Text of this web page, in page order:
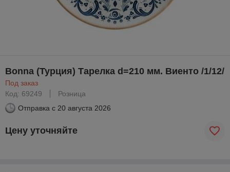
Bonna (Турция) Тарелка d=210 мм. Виенто /1/12/
Под заказ
Код: 69249
Розница
Отправка с 20 августа 2026
Цену уточняйте